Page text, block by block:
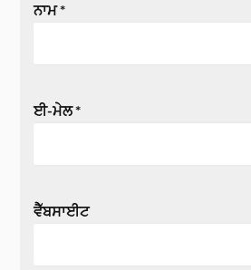
ਨਾਮ*
ਈ-ਮੇਲ*
ਵੈੱਬਸਾਈਟ